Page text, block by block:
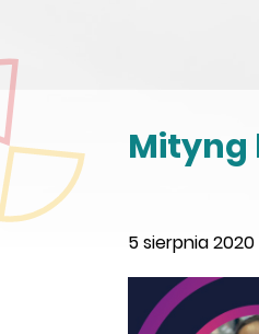
5 sierpnia 2020